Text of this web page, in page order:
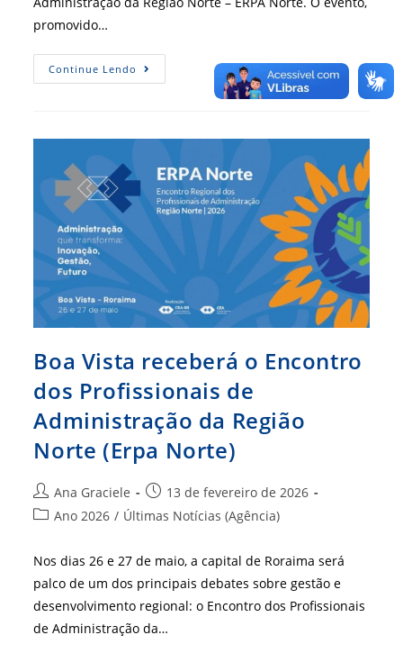
promovido…
Continue Lendo Janete
Vaz
Modelo
Gestão
Que
Une
Estratégia
Humanização
Boa Vista receberá o Encontro
dos Profissionais de
Administração da Região
Norte (Erpa Norte)
Autor
do
Ana Graciele
Post
publicado:
13 de fevereiro de 2026
Categoria
post:
Ano 2026 / Últimas Notícias (Agência)
Nos dias 26 e 27 de maio, a capital de Roraima será
palco de um dos principais debates sobre gestão e
desenvolvimento regional: o Encontro dos Profissionais
de Administração da…